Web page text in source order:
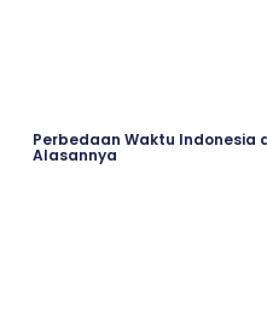
Perbedaan Waktu Indonesia
Alasannya